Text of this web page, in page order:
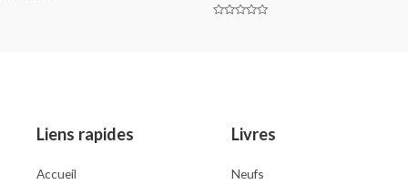
Liens rapides
Accueil
Livres
Neufs